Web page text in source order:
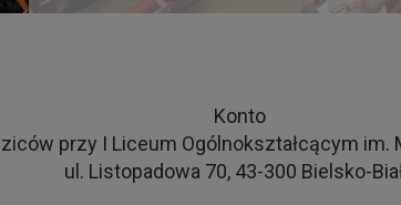
Konto
przy I Liceum Ogólnokształcącym im.
ul. Listopadowa 70, 43-300 Bielsko-